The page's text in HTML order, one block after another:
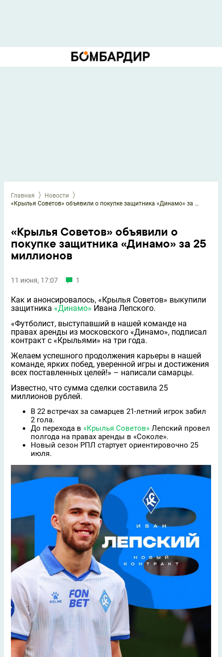
Главная
Новости
«Крылья Советов» объявили о покупке защитника «Динамо» за 25 миллионов
«Крылья Советов» объявили о
покупке защитника «Динамо» за 25
миллионов
11 июня, 17:07 1
Как и анонсировалось, «Крылья Советов» выкупили
защитника «Динамо» Ивана Лепского.
«Футболист, выступавший в нашей команде на
правах аренды из московского «Динамо», подписал
контракт с «Крыльями» на три года.
Желаем успешного продолжения карьеры в нашей
команде, ярких побед, уверенной игры и достижения
всех поставленных целей!» – написали самарцы.
Известно, что сумма сделки составила 25
миллионов рублей.
В 22 встречах за самарцев 21-летний игрок забил
2 гола.
До перехода в «Крылья Советов» Лепский провел
полгода на правах аренды в «Соколе».
Новый сезон РПЛ стартует ориентировочно 25
июля.